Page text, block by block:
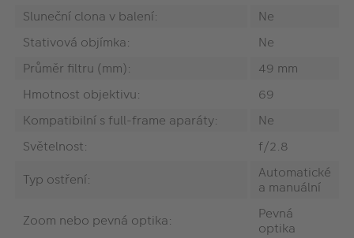
Sluneční clona v balení:
Ne
Stativová objímka:
Ne
Průměr filtru (mm):
49 mm
Hmotnost objektivu:
69
Kompatibilní s full-frame aparáty:
Ne
Světelnost:
f/2.8
Typ ostření:
Automatické
a manuální
Zoom nebo pevná optika:
Pevná
optika